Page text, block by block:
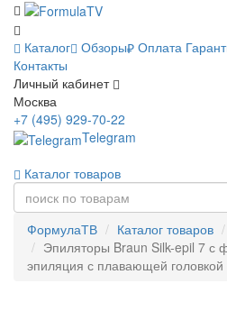
Каталог Обзоры Оплата
Контакты
Личный кабинет
Москва
+7 (495) 929-70-22
Telegram
Каталог товаров
ФормулаТВ Каталог товаров
Эпиляторы Braun Silk-epil 7 с
эпиляция с плавающей